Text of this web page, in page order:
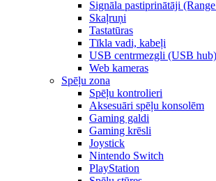
Signāla pastiprinātāji
Skaļruņi
Tastatūras
Tīkla vadi, kabeļi
USB centrmezgli (USB hub)
Web kameras
Spēļu zona
Spēļu kontrolieri
Aksesuāri spēļu konsolēm
Gaming galdi
Gaming krēsli
Joystick
Nintendo Switch
PlayStation